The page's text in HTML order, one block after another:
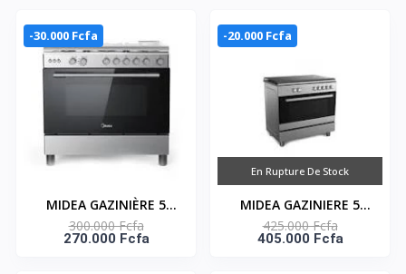
-30.000 Fcfa
MIDEA GAZINIÈRE 5
FEUX – GAZ_LMG90030
300.000 Fcfa
270.000 Fcfa
-20.000 Fcfa
En Rupture De Stock
MIDEA GAZINIERE 5
FEUX - GAZ_VESTA-P48
425.000 Fcfa
405.000 Fcfa